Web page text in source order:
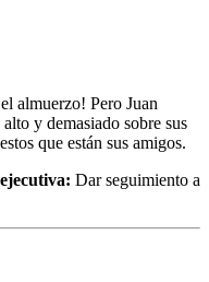
almuerzo! Pero Juan
y demasiado sobre sus
que están sus amigos.
Dar seguimiento a